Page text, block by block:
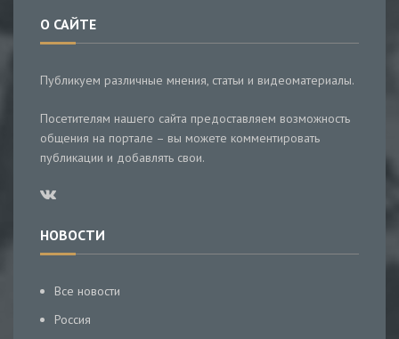
О САЙТЕ
Публикуем различные мнения, статьи и видеоматериалы.
Посетителям нашего сайта предоставляем возможность
общения на портале – вы можете комментировать
публикации и добавлять свои.
НОВОСТИ
Все новости
Россия